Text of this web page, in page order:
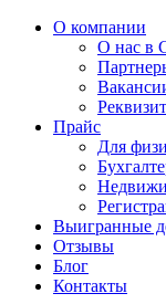
О компании
О нас в
Прайс
Для
Выигранные
Отзывы
Блог
Контакты